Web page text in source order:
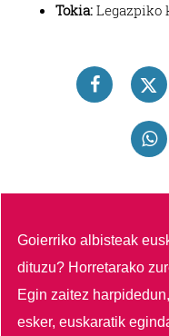
Tokia: Legazpiko
Goierriko albisteak
dituzu? Horretarako
Egin zaitez
esker, euskaratik